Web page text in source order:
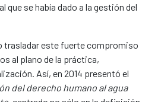
se había dado a la gestión del
trasladar este fuerte compromiso
al plano de la práctica,
Así, en 2014 presentó el
del derecho humano al agua